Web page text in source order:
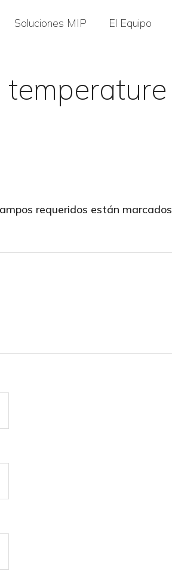
Soluciones MIP El Equipo
temperature
requeridos están marcados